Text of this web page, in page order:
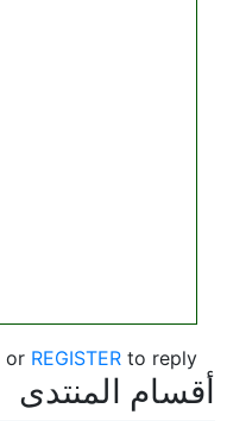
or REGISTER to reply!
أقسام المنتدى